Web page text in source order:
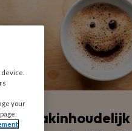
vakinhoudelijk
your